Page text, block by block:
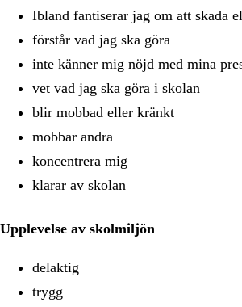
Ibland fantiserar jag om att skada
förstår vad jag ska göra
inte känner mig nöjd med mina
vet vad jag ska göra i skolan
blir mobbad eller kränkt
mobbar andra
koncentrera mig
klarar av skolan
Upplevelse av skolmiljön
delaktig
trygg